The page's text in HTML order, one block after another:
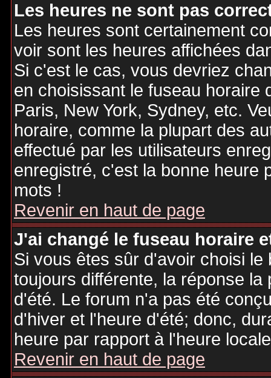
Les heures ne sont pas
Les heures sont certainement
voir sont les heures affichées
Si c'est le cas, vous devriez
en choisissant le fuseau horaire
Paris, New York, Sydney, etc.
horaire, comme la plupart des
effectué par les utilisateurs
enregistré, c'est la bonne heure
mots !
Revenir en haut de page
J'ai changé le fuseau horaire
Si vous êtes sûr d'avoir choisi
toujours différente, la réponse
d'été. Le forum n'a pas été
d'hiver et l'heure d'été; donc,
heure par rapport à l'heure
Revenir en haut de page